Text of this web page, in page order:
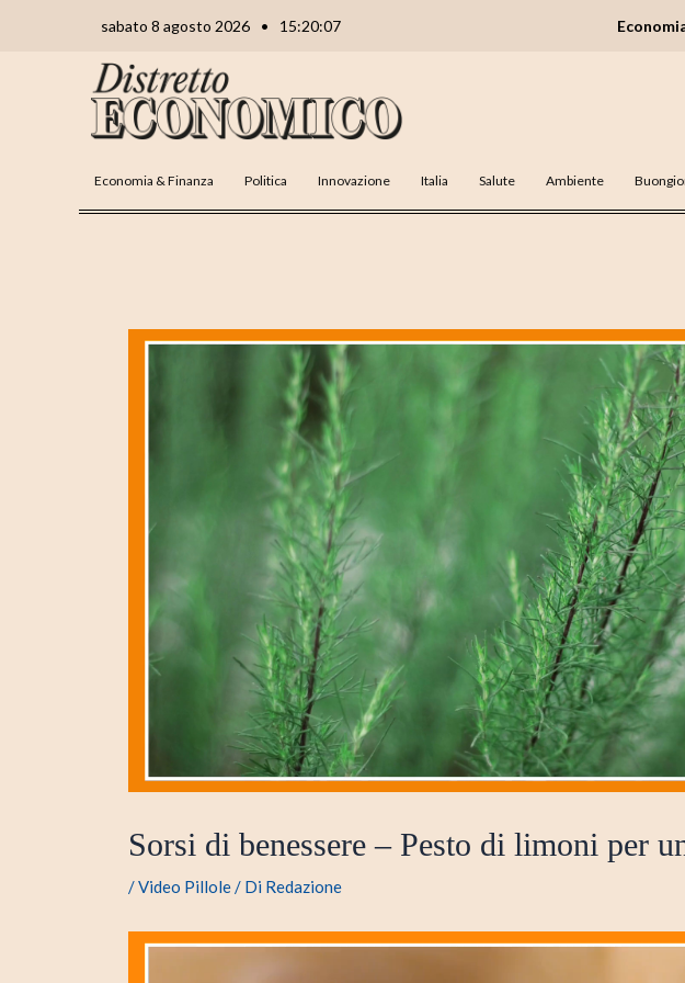
sabato 8 agosto 2026 • 15:20:09
Economia & Finanza Politica Innovazione Italia Salute Ambiente
Sorsi di benessere – Pesto di limoni per
/Video Pillole/ Di Redazione